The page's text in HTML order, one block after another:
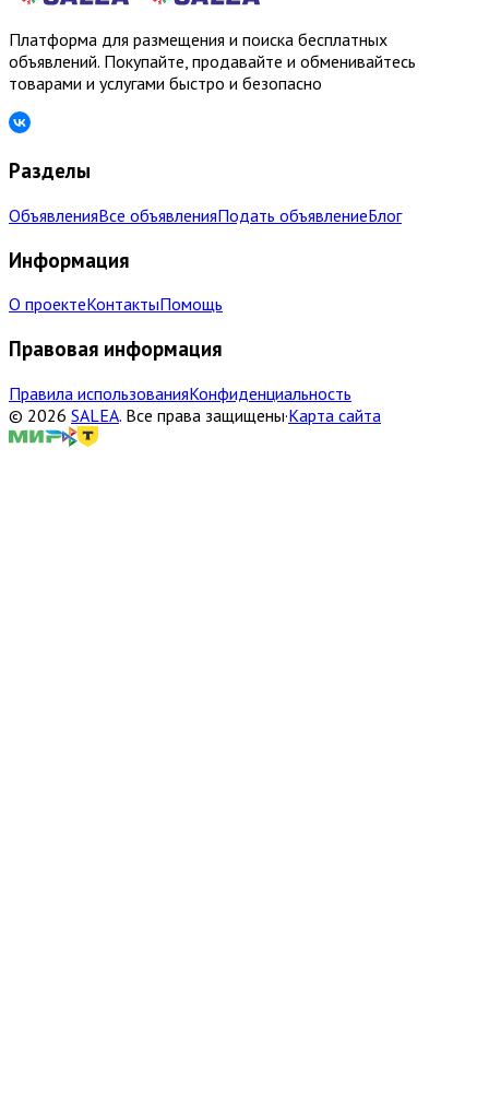
Платформа для размещения и поиска бесплатных
объявлений. Покупайте, продавайте и обменивайтесь
товарами и услугами быстро и безопасно
Разделы
ОбъявленияВсе объявленияПодать объявлениеБлог
Информация
О проектеКонтактыПомощь
Правовая информация
Правила использованияКонфиденциальность
© 2026 SALEA. Все права защищены·Карта сайта